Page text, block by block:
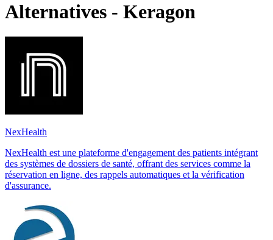
Alternatives - Keragon
NexHealth
NexHealth est une plateforme d'engagement des patients intégrant
des systèmes de dossiers de santé, offrant des services comme la
réservation en ligne, des rappels automatiques et la vérification
d'assurance.